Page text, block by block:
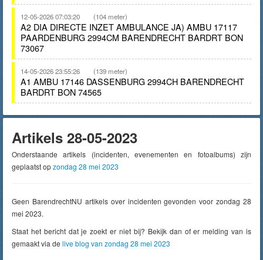
12-05-2026 07:03:20 (104 meter)
A2 DIA DIRECTE INZET AMBULANCE JA) AMBU 17117
PAARDENBURG 2994CM BARENDRECHT BARDRT BON
73067
14-05-2026 23:55:26 (139 meter)
A1 AMBU 17146 DASSENBURG 2994CH BARENDRECHT
BARDRT BON 74565
Artikels 28-05-2023
Onderstaande artikels (incidenten, evenementen en fotoalbums) zijn
geplaatst opzondag 28 mei 2023
Geen BarendrechtNU artikels over incidenten gevonden voor zondag 28
mei 2023.
Staat het bericht dat je zoekt er niet bij? Bekijk dan of er melding van is
gemaakt via de live blog van zondag 28 mei 2023